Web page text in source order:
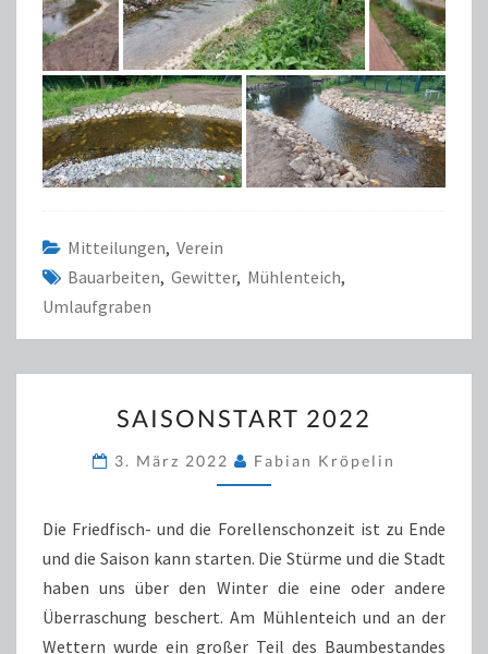
Mitteilungen, Verein
Bauarbeiten, Gewitter, Mühlenteich,
Umlaufgraben
2022
SAISONSTART 2022
3. März 2022 Fabian Kröpelin
Die Friedfisch- und die Forellenschonzeit ist zu Ende
und die Saison kann starten. Die Stürme und die Stadt
haben uns über den Winter die eine oder andere
Überraschung beschert. Am Mühlenteich und an der
Wettern wurde ein großer Teil des Baumbestandes